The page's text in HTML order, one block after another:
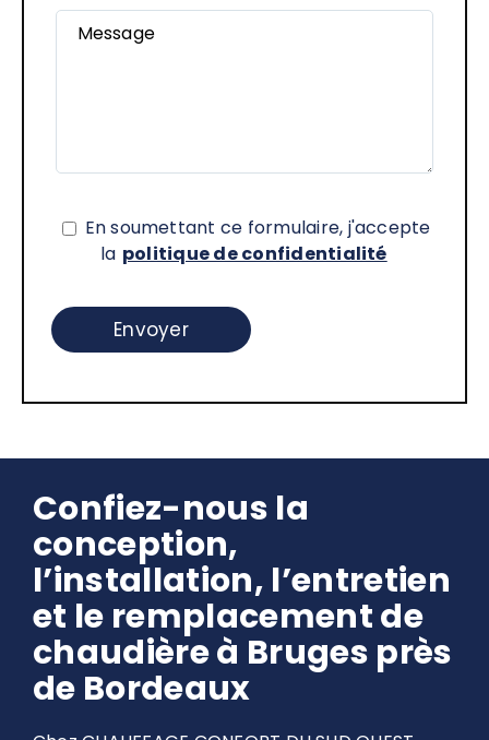
Message
En soumettant ce formulaire, j'accepte
la politique de confidentialité
Confiez-nous la
conception,
l’installation, l’entretien
et le remplacement de
chaudière à Bruges près
de Bordeaux